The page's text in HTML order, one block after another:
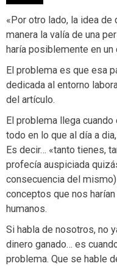
«Por otro lado, la idea de
manera la valía de una
haría posiblemente en un
El problema es que esa
dedicada al entorno
del artículo.
El problema llega
todo en lo que al día a
Es decir… «tanto tienes,
profecía auspiciada
consecuencia del
conceptos que nos
humanos.
Si habla de nosotros, no
dinero ganado… es
problema. Que se hable